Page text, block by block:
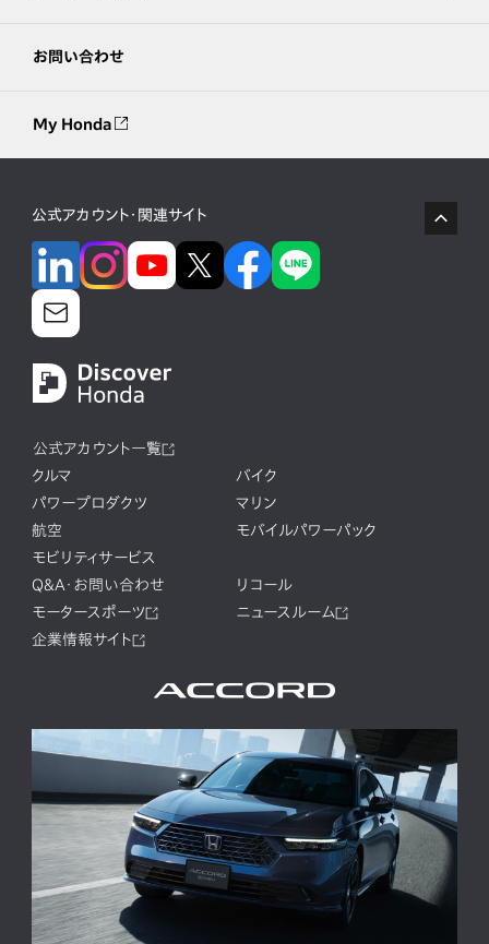
お問い合わせ
My Honda
公式アカウント・関連サイト
公式アカウント一覧
クルマ
バイク
パワープロダクツ
マリン
航空
モバイルパワーパック
モビリティサービス
Q&A・お問い合わせ
リコール
モータースポーツ
ニュースルーム
企業情報サイト